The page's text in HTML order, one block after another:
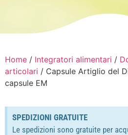
Home / Integratori alimentari /
articolari / Capsule Artiglio del
capsule EM
SPEDIZIONI GRATUITE
Le spedizioni sono gratuite per